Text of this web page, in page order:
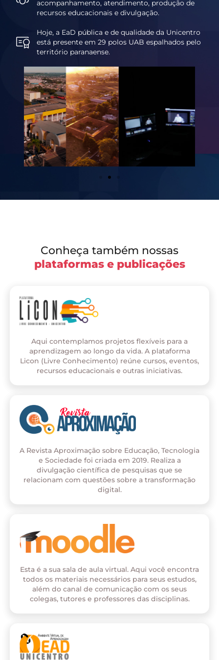
acompanhamento, atendimento, produção de
recursos educacionais e divulgação.
Hoje, a EaD pública e de qualidade da Unicentro
está presente em 29 polos UAB espalhados pelo
território paranaense.
Conheça também nossas
plataformas e publicações
Aqui contemplamos projetos flexíveis para a
aprendizagem ao longo da vida. A plataforma
Licon (Livre Conhecimento) reúne cursos, eventos,
recursos educacionais e outras iniciativas.
A Revista Aproximação sobre Educação, Tecnologia
e Sociedade foi criada em 2019. Realiza a
divulgação científica de pesquisas que se
relacionam com questões sobre a transformação
digital.
Esta é a sua sala de aula virtual. Aqui você encontra
todos os materiais necessários para seus estudos,
além do canal de comunicação com os seus
colegas, tutores e professores das disciplinas.